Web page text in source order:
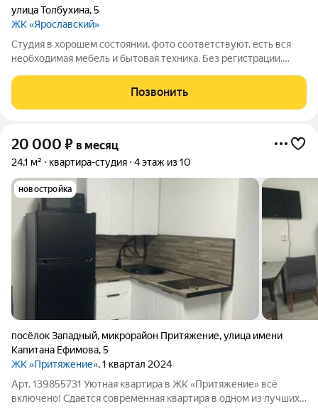
улица Толбухина,5
ЖК «Ярославский»
Студия в хорошем состоянии, фото соответствуют, есть вся
необходимая мебель и бытовая техника. Без регистрации.
заселения с показом квартирыПозвонить
20 000 ₽ в месяц
24,1 м² квартира-студия 4 этаж из 10
новостройка
посёлок Западный, микрорайон Притяжение,улица имени
Капитана Ефимова,5
ЖК «Притяжение», 1 квартал 2024
Арт. 139855731 Уютная квартира в ЖК «Притяжение» всё
включено! Сдается современная квартира в одном из лучших